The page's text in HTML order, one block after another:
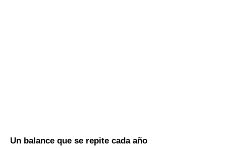
Un balance que se repite cada año